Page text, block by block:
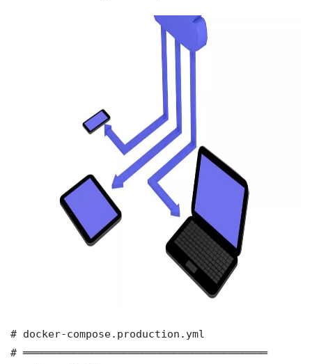
# docker-compose.production.yml
# ═══════════════════════════════════════